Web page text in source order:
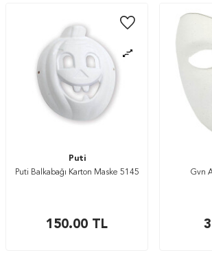
Puti
Puti Balkabağı Karton Maske 5145
150.00 TL
Gvn